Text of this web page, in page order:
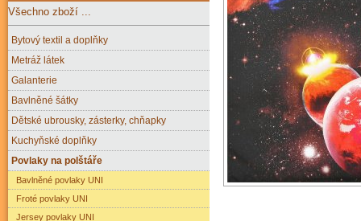
Všechno zboží ...
Bytový textil a doplňky
Metráž látek
Galanterie
Bavlněné šátky
Dětské ubrousky, zásterky, chňapky
Kuchyňské doplňky
Povlaky na polštáře
Bavlněné povlaky UNI
Froté povlaky UNI
Jersey povlaky UNI